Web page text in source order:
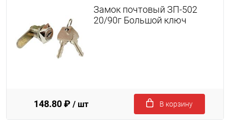
Замок почтовый ЗП-502
20/90г Большой ключ
148.80 ₽ / шт В корзину